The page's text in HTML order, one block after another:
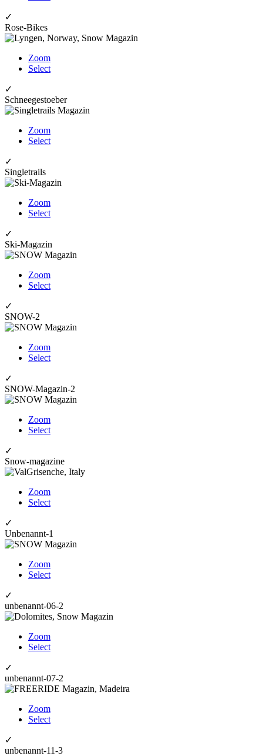
✓
Rose-Bikes
Zoom
Select
✓
Schneegestoeber
Zoom
Select
✓
Singletrails
Zoom
Select
✓
Ski-Magazin
Zoom
Select
✓
SNOW-2
Zoom
Select
✓
SNOW-Magazin-2
Zoom
Select
✓
Snow-magazine
Zoom
Select
✓
Unbenannt-1
Zoom
Select
✓
unbenannt-06-2
Zoom
Select
✓
unbenannt-07-2
Zoom
Select
✓
unbenannt-11-3